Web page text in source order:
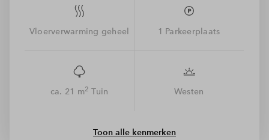
binnen 10 fietsminuten sta je al in hartje Arnhem vol winkels,
restaurants en terrassen. Dat is groen wonen, met de stad
Vloerverwarming geheel 1 Parkeerplaats
ca. 21 m2 Tuin Westen
Toon alle kenmerken